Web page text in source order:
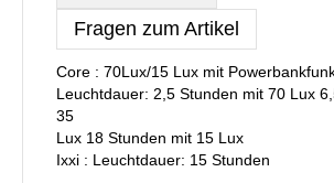
Fragen zum Artikel
Core : 70Lux/15 Lux mit
Leuchtdauer: 2,5 Stunden mit 70 Lux
35
Lux 18 Stunden mit 15 Lux
Ixxi : Leuchtdauer: 15 Stunden